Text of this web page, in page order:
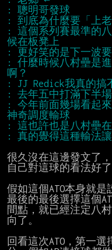
: 這個系列賽最準的
: 什麼時候八村壘是
: 今年前面幾場看起
很久沒在這邊發文了
自己對這球的看法好了
假如這個ATO本身就
最後的最後選擇這個
間點，就已經注定八
向了。
回看這次ATO，第一